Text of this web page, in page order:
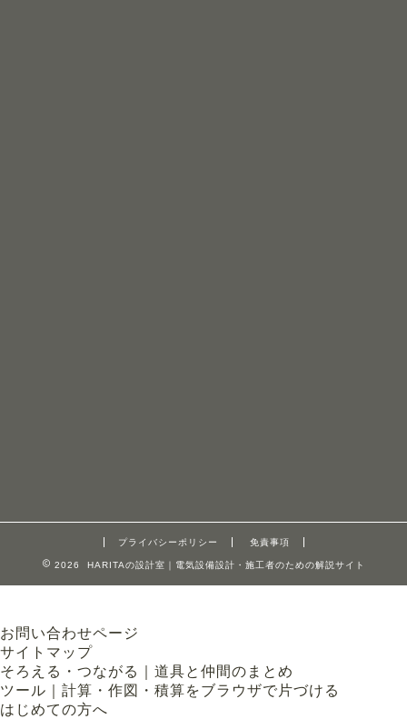
プライバシーポリシー 免責事項
2026 HARITAの設計室｜電気設備設計・施工者のための解説サイト
お問い合わせページ
サイトマップ
そろえる・つながる｜道具と仲間のまとめ
ツール｜計算・作図・積算をブラウザで片づける
はじめての方へ